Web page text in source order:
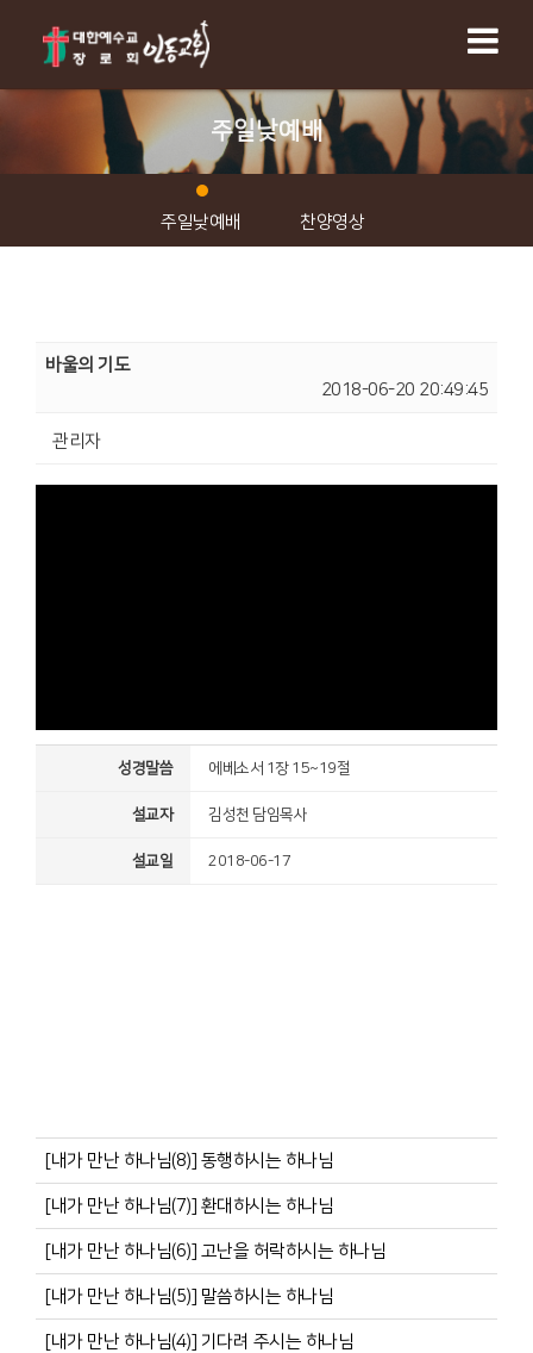
주일낮예배
주일낮예배 찬양영상
바울의 기도
2018-06-20 20:49:45
관리자
성경말씀 에베소서 1장 15~19절
설교자 김성천 담임목사
설교일 2018-06-17
[내가 만난 하나님(8)] 동행하시는 하나님
[내가 만난 하나님(7)] 환대하시는 하나님
[내가 만난 하나님(6)] 고난을 허락하시는 하나님
[내가 만난 하나님(5)] 말씀하시는 하나님
[내가 만난 하나님(4)] 기다려 주시는 하나님